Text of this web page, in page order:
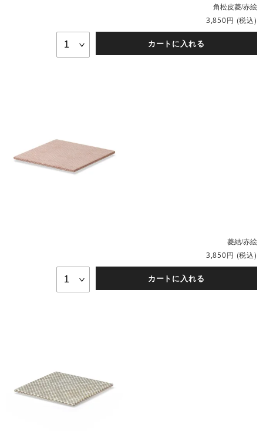
角松皮菱/赤絵
3,850円 (税込)
カートに入れる
菱結/赤絵
3,850円 (税込)
カートに入れる